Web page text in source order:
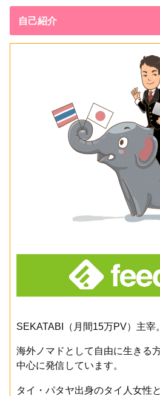
自己紹介
SEKATABI（月間15万PV）主宰。
海外ノマドとして自由に生きる
中心に発信しています。
タイ・パタヤ出身のタイ人女性